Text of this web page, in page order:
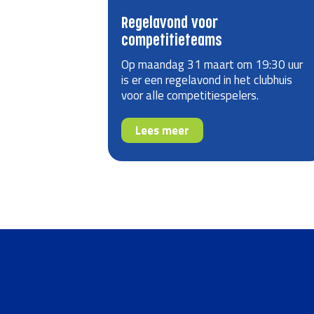
Regelavond voor
competitieteams
Op maandag 31 maart om 19:30 uur
is er een regelavond in het clubhuis
voor alle competitiespelers.
Lees meer